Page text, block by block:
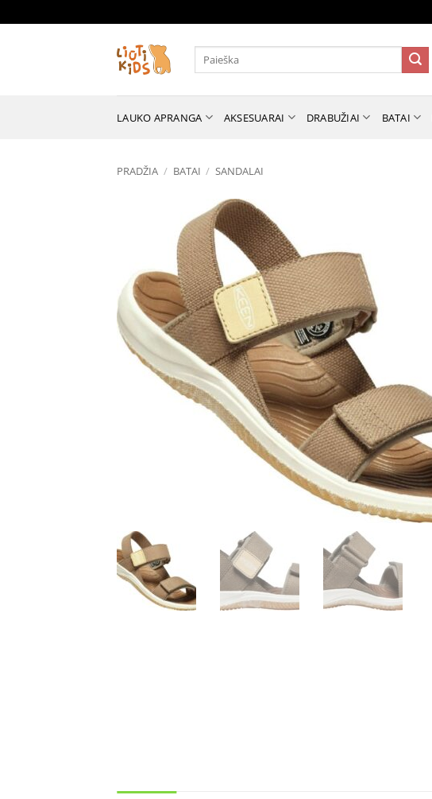
to
Ieškoti:
LAUKO APRANGA AKSESUARAI DRABUŽIAI BATAI
PRADŽIA / BATAI / SANDALAI